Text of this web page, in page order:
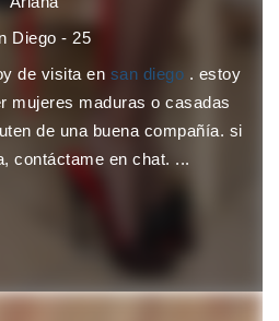
Diego - 25
de visita en san diego . estoy
mujeres maduras o casadas
de una buena compañía. si
contáctame en chat. ...